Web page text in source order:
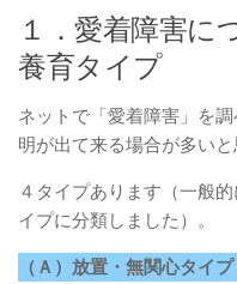
１．愛着障害に
養育タイプ
ネットで「愛着障害」を
明が出て来る場合が多いと
４タイプあります（一般
イプに分類しました）。
（Ａ）放置・無関心タイプ